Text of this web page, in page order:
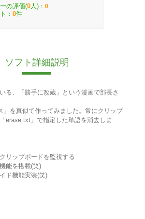
の評価(0 人)： 0
： 0件
ソフト詳細説明
る、「勝手に改蔵」という漫画で部長さ
」を真似て作ってみました。常にクリップ
erase.txt」で指定した単語を消去しま
リップボードを監視する
能を搭載(笑)
ド機能実装(笑)